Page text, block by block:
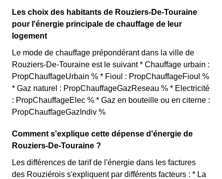
Les choix des habitants de Rouziers-De-Touraine
pour l'énergie principale de chauffage de leur
logement
Le mode de chauffage prépondérant dans la ville de
Rouziers-De-Touraine est le suivant * Chauffage urbain :
PropChauffageUrbain % * Fioul : PropChauffageFioul %
* Gaz naturel : PropChauffageGazReseau % * Electricité
: PropChauffageElec % * Gaz en bouteille ou en citerne :
PropChauffageGazIndiv %
Comment s'explique cette dépense d'énergie de
Rouziers-De-Touraine ?
Les différences de tarif de l'énergie dans les factures
des Rouziérois s'expliquent par différents facteurs : * La